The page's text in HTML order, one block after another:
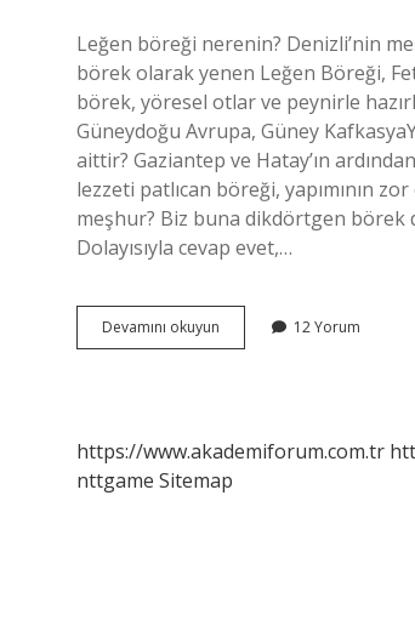
Leğen böreği nerenin? Denizli’nin
börek olarak yenen Leğen Böreği,
börek, yöresel otlar ve peynirle
Güneydoğu Avrupa, Güney
aittir? Gaziantep ve Hatay’ın
lezzeti patlıcan böreği, yapımının
meşhur? Biz buna dikdörtgen börek
Dolayısıyla cevap evet,…
Devamını okuyun
Böreği
12 Yorum
https://www.akademiforum.com.tr
nttgame Sitemap